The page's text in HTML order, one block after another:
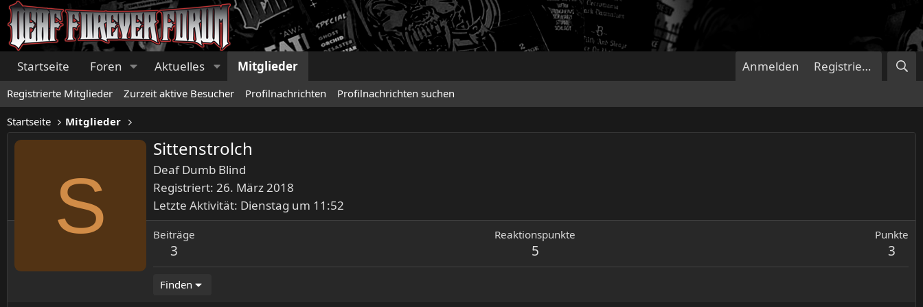
Startseite Foren Aktuelles Mitglieder Anmelden Registrieren
Registrierte Mitglieder Zurzeit aktive Besucher Profilnachrichten Profilnachrichten suchen
Startseite Mitglieder
S
Sittenstrolch
Deaf Dumb Blind
Registriert 26. März 2018
Letzte Aktivität Dienstag um 11:52
Beiträge
3
Reaktionspunkte
5
Punkte
3
Finden